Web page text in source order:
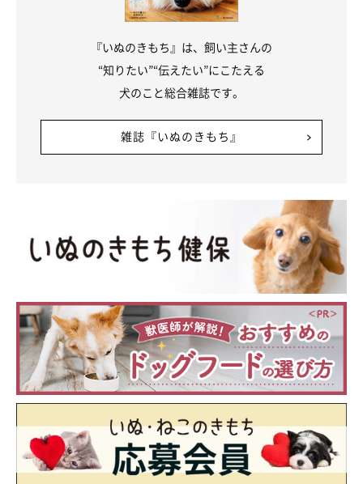
『いぬのきもち』は、飼い主さんの
“知りたい”“伝えたい”にこたえる
犬のこと総合雑誌です。
雑誌『いぬのきもち』